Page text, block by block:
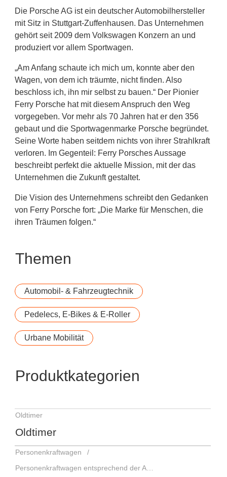
Die Porsche AG ist ein deutscher Automobilhersteller
mit Sitz in Stuttgart-Zuffenhausen. Das Unternehmen
gehört seit 2009 dem Volkswagen Konzern an und
produziert vor allem Sportwagen.
„Am Anfang schaute ich mich um, konnte aber den
Wagen, von dem ich träumte, nicht finden. Also
beschloss ich, ihn mir selbst zu bauen.“ Der Pionier
Ferry Porsche hat mit diesem Anspruch den Weg
vorgegeben. Vor mehr als 70 Jahren hat er den 356
gebaut und die Sportwagenmarke Porsche begründet.
Seine Worte haben seitdem nichts von ihrer Strahlkraft
verloren. Im Gegenteil: Ferry Porsches Aussage
beschreibt perfekt die aktuelle Mission, mit der das
Unternehmen die Zukunft gestaltet.
Die Vision des Unternehmens schreibt den Gedanken
von Ferry Porsche fort: „Die Marke für Menschen, die
ihren Träumen folgen.“
Themen
Automobil- & Fahrzeugtechnik
Pedelecs, E-Bikes & E-Roller
Urbane Mobilität
Produktkategorien
Oldtimer
Oldtimer
Personenkraftwagen